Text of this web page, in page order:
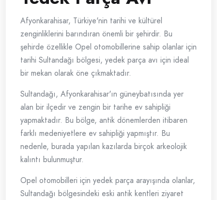
Afyonkarahisar, Türkiye'nin tarihi ve kültürel
zenginliklerini barındıran önemli bir şehirdir. Bu
şehirde özellikle Opel otomobillerine sahip olanlar için
tarihi Sultandağı bölgesi, yedek parça avı için ideal
bir mekan olarak öne çıkmaktadır.
Sultandağı, Afyonkarahisar'ın güneybatısında yer
alan bir ilçedir ve zengin bir tarihe ev sahipliği
yapmaktadır. Bu bölge, antik dönemlerden itibaren
farklı medeniyetlere ev sahipliği yapmıştır. Bu
nedenle, burada yapılan kazılarda birçok arkeolojik
kalıntı bulunmuştur.
Opel otomobilleri için yedek parça arayışında olanlar,
Sultandağı bölgesindeki eski antik kentleri ziyaret